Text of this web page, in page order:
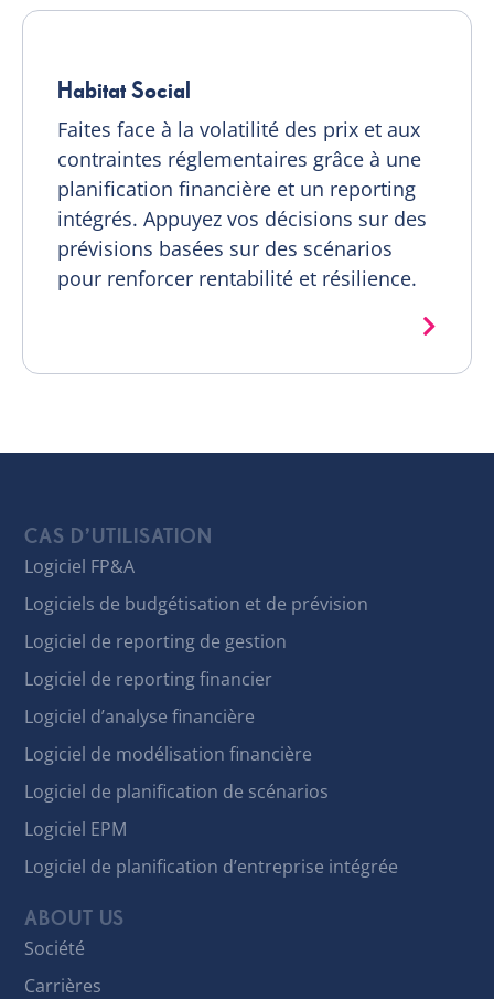
Habitat Social
Faites face à la volatilité des prix et aux
contraintes réglementaires grâce à une
planification financière et un reporting
intégrés. Appuyez vos décisions sur des
prévisions basées sur des scénarios
pour renforcer rentabilité et résilience.
CAS D’UTILISATION
Logiciel FP&A
Logiciels de budgétisation et de prévision
Logiciel de reporting de gestion
Logiciel de reporting financier
Logiciel d’analyse financière
Logiciel de modélisation financière
Logiciel de planification de scénarios
Logiciel EPM
Logiciel de planification d’entreprise intégrée
ABOUT US
Société
Carrières